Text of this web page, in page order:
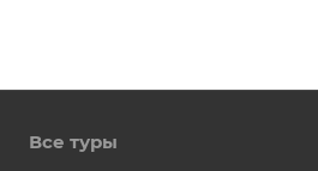
Все туры